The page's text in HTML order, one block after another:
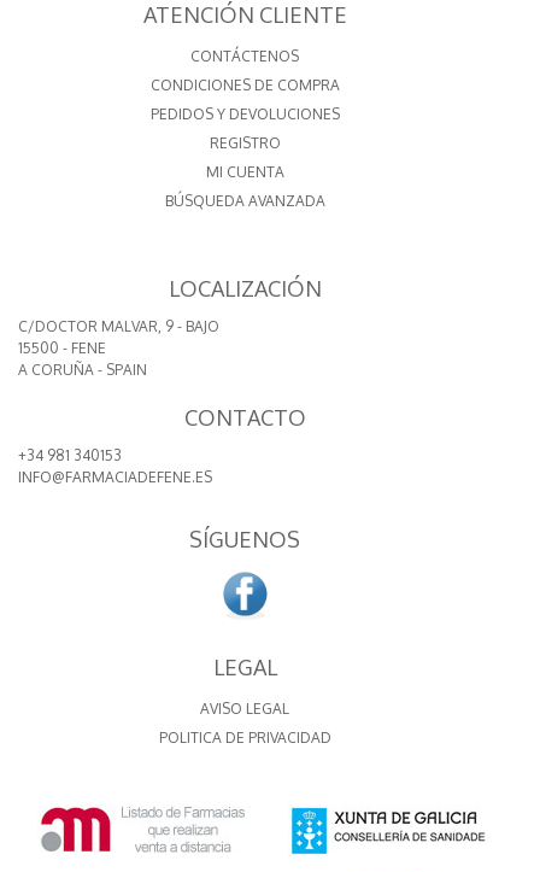
ATENCIÓN CLIENTE
CONTÁCTENOS
CONDICIONES DE COMPRA
PEDIDOS Y DEVOLUCIONES
REGISTRO
MI CUENTA
BÚSQUEDA AVANZADA
LOCALIZACIÓN
C/DOCTOR MALVAR, 9 - BAJO
15500 - FENE
A CORUÑA - SPAIN
CONTACTO
+34 981 340153
INFO@FARMACIADEFENE.ES
SÍGUENOS
LEGAL
AVISO LEGAL
POLITICA DE PRIVACIDAD